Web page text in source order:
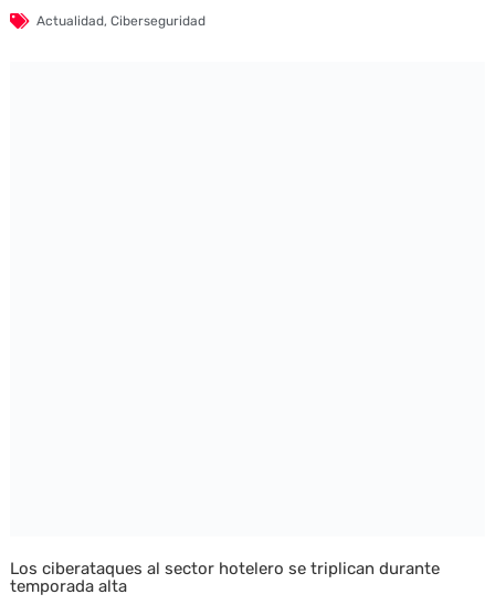
Actualidad, Ciberseguridad
Los ciberataques al sector hotelero se triplican durante
temporada alta